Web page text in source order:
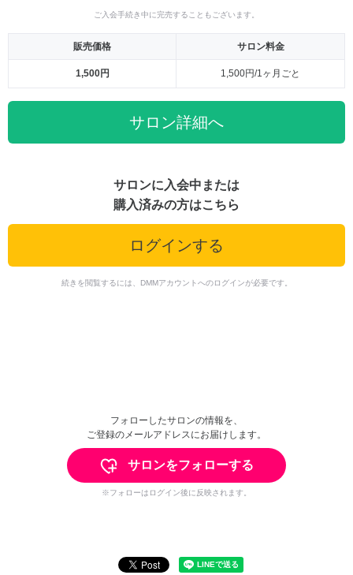
ご入会手続き中に完売することもございます。
販売価格 サロン料金
1,500円 1,500円/1ヶ月ごと
サロン詳細へ
サロンに入会中または
購入済みの方はこちら
ログインする
続きを閲覧するには、DMMアカウントへのログインが必要です。
フォローしたサロンの情報を、
ご登録のメールアドレスにお届けします。
サロンをフォローする
※フォローはログイン後に反映されます。